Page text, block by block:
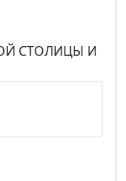
СТОЛИЦЫ И